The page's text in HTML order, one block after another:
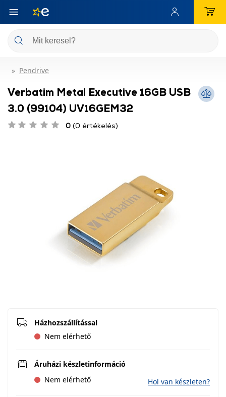
Pendrive
Verbatim Metal Executive 16GB USB
3.0 (99104) UV16GEM32
0 (0 értékelés)
Házhozszállítással
Nem elérhető
Áruházi készletinformáció
Nem elérhető
Hol van készleten?